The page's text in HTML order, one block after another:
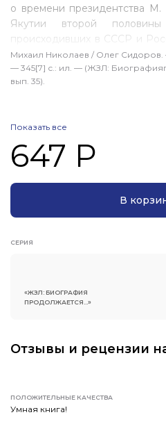
о времени президентства М.
Якутии второй
происходивших в СССР и
Автор раскрывает
М. Е. Николаевакак
деятеля, оказавшего
Президента — биография
Михаил Николаев / Олег
— 345[7] с.: ил. — (ЖЗЛ:
вып. 35).
Показать все
647 Р
В
СЕРИЯ
«ЖЗЛ: БИОГРАФИЯ
ПРОДОЛЖАЕТСЯ...»
Отзывы и рецензии
ПОЛОЖИТЕЛЬНЫЕ КАЧЕСТВА
Умная книга!